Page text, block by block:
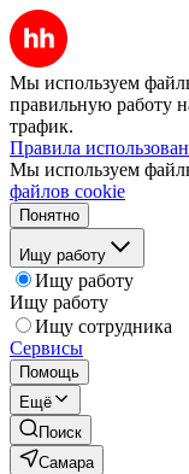
Мы используем
правильную работу
трафик.
Правила
Мы используем
файлов cookie
Понятно
Ищу работу
Ищу работу
Ищу работу
Ищу сотрудника
Сервисы
Помощь
Ещё
Поиск
Самара